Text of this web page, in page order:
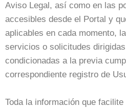
Aviso Legal, así como en las
accesibles desde el Portal y
aplicables en cada momento,
servicios o solicitudes
condicionadas a la previa
correspondiente registro de
Toda la información que